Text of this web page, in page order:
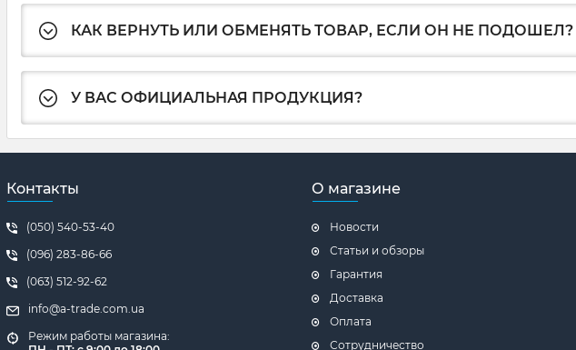
КАК ВЕРНУТЬ ИЛИ ОБМЕНЯТЬ ТОВАР, ЕСЛИ ОН НЕ ПОДОШЕЛ?
У ВАС ОФИЦИАЛЬНАЯ ПРОДУКЦИЯ?
Контакты
(050) 540-53-40
(096) 283-86-66
(063) 512-92-62
info@a-trade.com.ua
Режим работы магазина:
О магазине
Новости
Статьи и обзоры
Гарантия
Доставка
Оплата
Сотрудничество